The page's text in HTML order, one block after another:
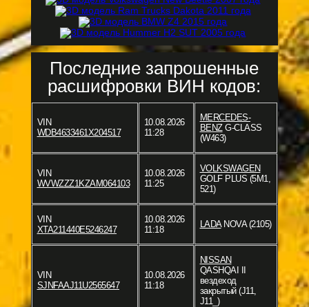
Последние запрошенные
расшифровки ВИН кодов:
VIN
WDB4633461X204517
10.08.2026
11:28
MERCEDES-
BENZG-CLASS
(W463)
VIN
WVWZZZ1KZAM064103
10.08.2026
11:25
VOLKSWAGEN
GOLF PLUS (5M1,
521)
VIN
XTA211440E5246247
10.08.2026
11:18
LADANOVA (2105)
VIN
SJNFAAJ11U2565647
10.08.2026
11:18
NISSAN
QASHQAI II
вездеход
закрытый (J11,
J11_)